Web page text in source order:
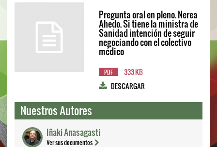
Pregunta oral en pleno. Nerea
Ahedo. Si tiene la ministra de
Sanidad intención de seguir
negociando con el colectivo
médico
PDF
333 KB
DESCARGAR
Nuestros Autores
Iñaki Anasagasti
Ver sus documentos